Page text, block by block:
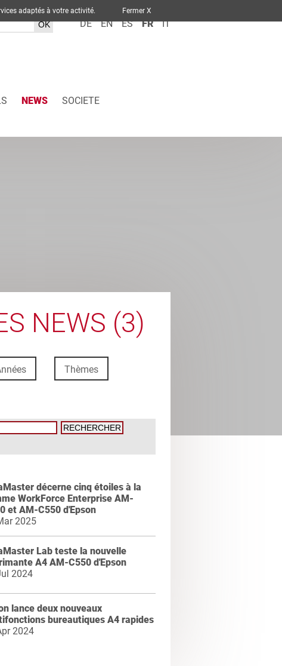
DE EN ES FR IT
NEWS SOCIETE
NEWS (3)
Thèmes
décerne cinq étoiles à la
WorkForce Enterprise AM-
et AM-C550 d'Epson
2025
Lab teste la nouvelle
A4 AM-C550 d'Epson
2024
lance deux nouveaux
bureautiques A4 rapides
2024
services adaptés à votre activité. Fermer X